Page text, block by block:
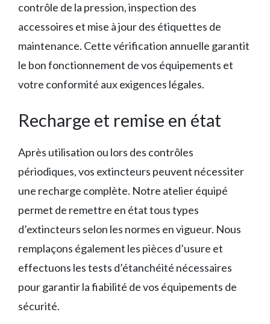
contrôle de la pression, inspection des
accessoires et mise à jour des étiquettes de
maintenance. Cette vérification annuelle garantit
le bon fonctionnement de vos équipements et
votre conformité aux exigences légales.
Recharge et remise en état
Après utilisation ou lors des contrôles
périodiques, vos extincteurs peuvent nécessiter
une recharge complète. Notre atelier équipé
permet de remettre en état tous types
d’extincteurs selon les normes en vigueur. Nous
remplaçons également les pièces d’usure et
effectuons les tests d’étanchéité nécessaires
pour garantir la fiabilité de vos équipements de
sécurité.